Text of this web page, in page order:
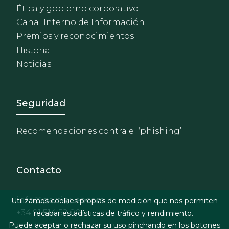
Ética y gobierno corporativo
Canal Interno de Información
Premios y reconocimientos
Historia
Noticias
Footer - Extranet y
Seguridad
Recomendaciones contra el ‘phishing’
Contacto
info@garrigues.com
+34 91 514 52 00
Utilizamos cookies propias de medición que nos permiten
recabar estadísticas de tráfico y rendimiento.
Puede aceptar o rechazar su uso pinchando en los botones